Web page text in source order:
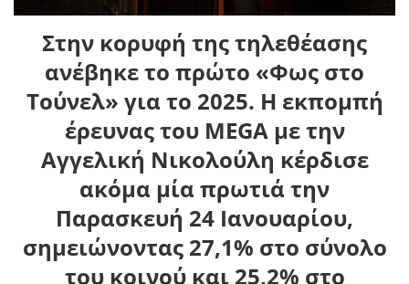
Στην κορυφή της τηλεθέασης
ανέβηκε το πρώτο «Φως στο
Τούνελ» για το 2025. Η εκπομπή
έρευνας του MEGA με την
Αγγελική Νικολούλη κέρδισε
ακόμα μία πρωτιά την
Παρασκευή 24 Ιανουαρίου,
σημειώνοντας 27,1% στο σύνολο
του κοινού και 25,2% στο